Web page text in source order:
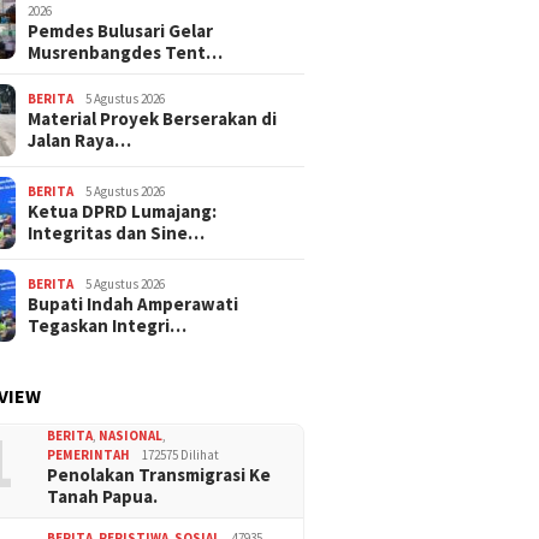
2026
Pemdes Bulusari Gelar
Musrenbangdes Tent…
BERITA 5 Agustus 2026
Material Proyek Berserakan di
Jalan Raya…
BERITA 5 Agustus 2026
Ketua DPRD Lumajang:
Integritas dan Sine…
BERITA 5 Agustus 2026
Bupati Indah Amperawati
Tegaskan Integri…
BERITA, NASIONAL,
PEMERINTAH
172575 Dilihat
Penolakan Transmigrasi Ke
Tanah Papua.